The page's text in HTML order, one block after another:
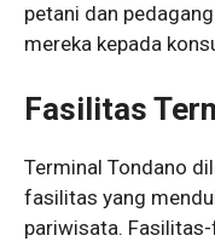
petani dan
mereka kepada
Fasilitas
Terminal Tondano
fasilitas yang
pariwisata.